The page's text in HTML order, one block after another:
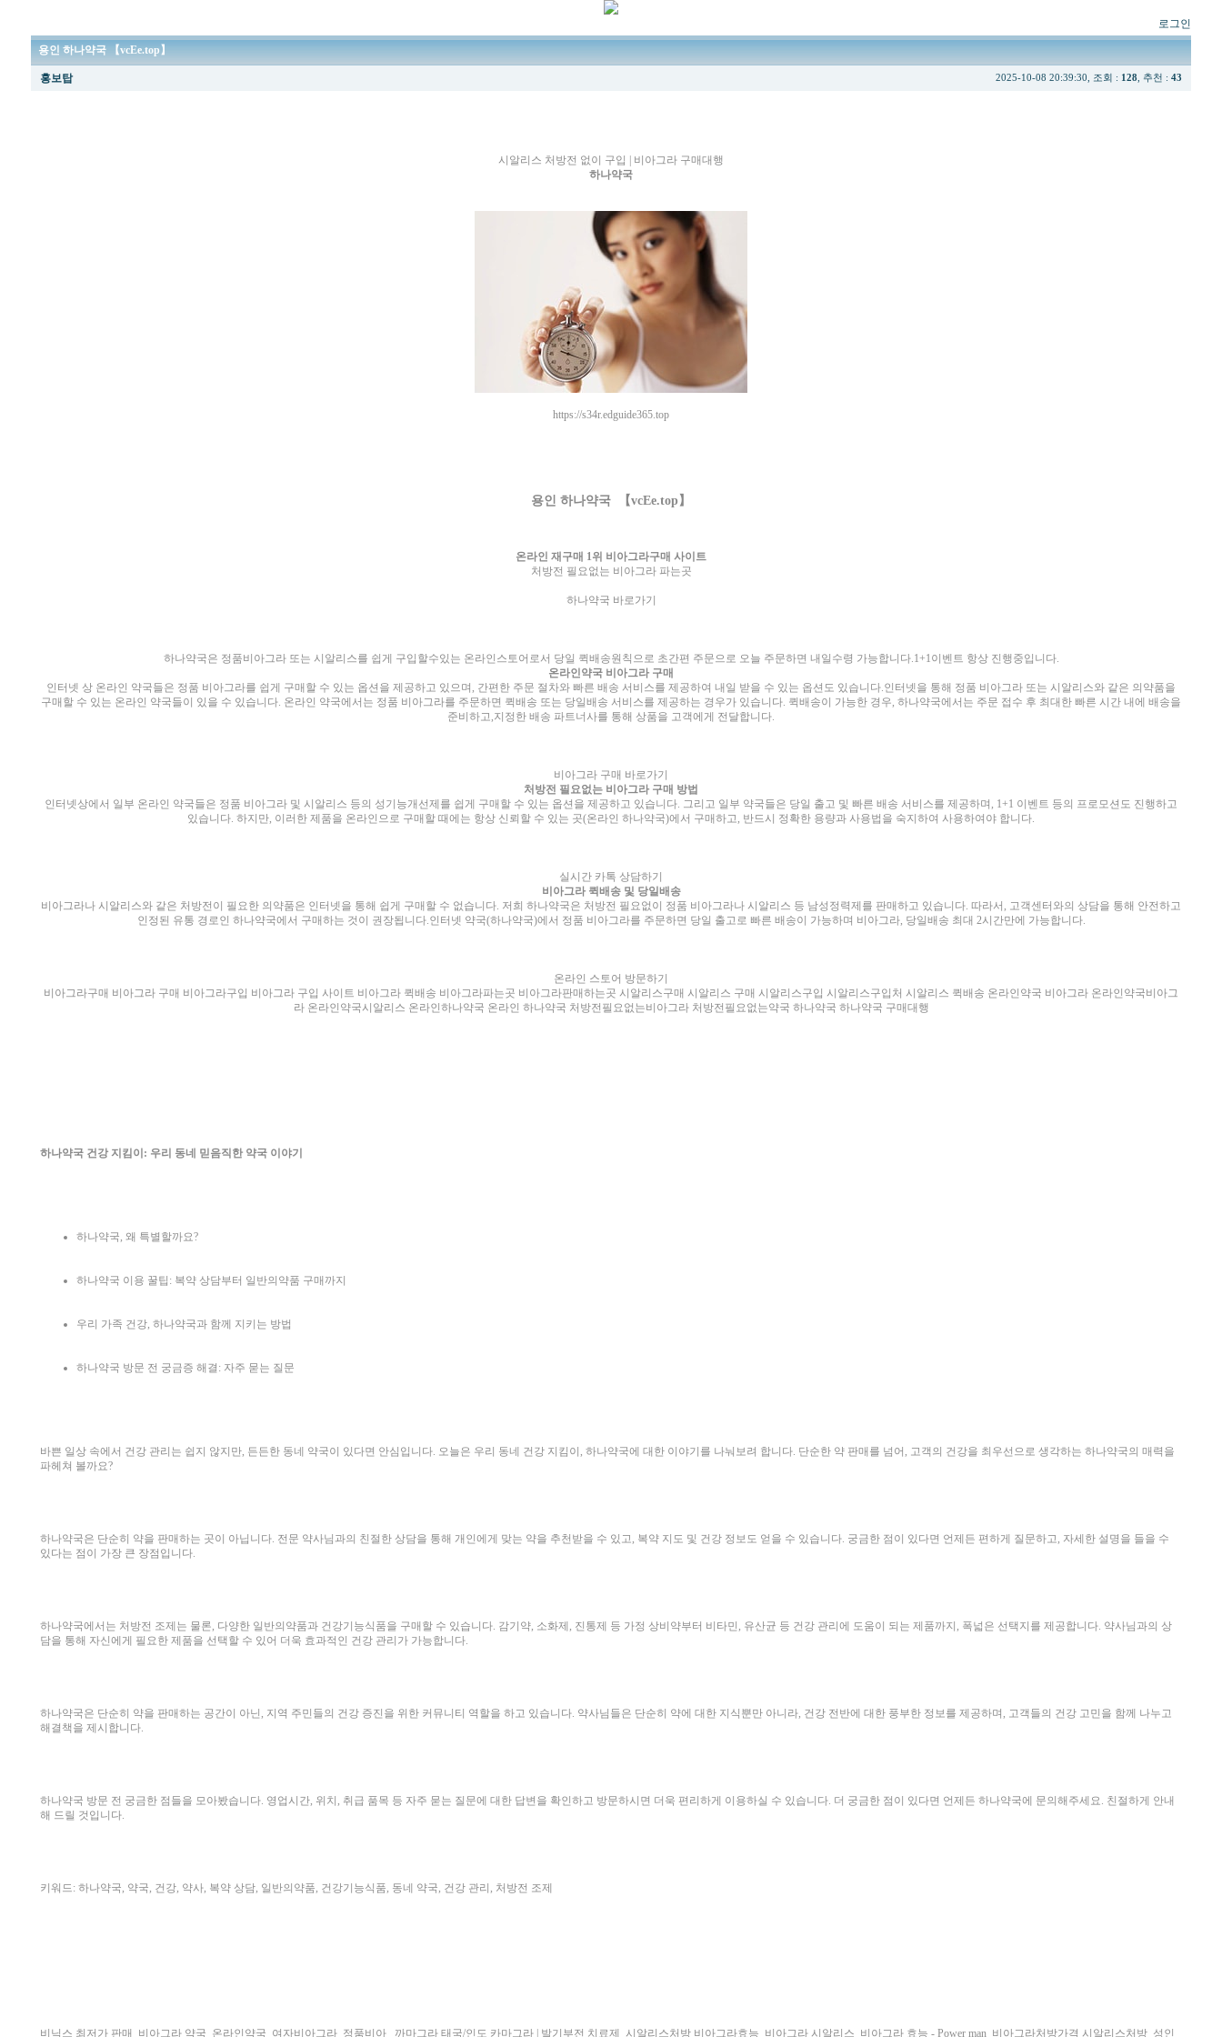
로그인
용인 하나약국 【vcEe.top】
홍보탑 2025-10-08 20:39:30, 조회 : 128 , 추천 : 43
시알리스 처방전 없이 구입 | 비아그라 구매대행
하나약국
https://s34r.edguide365.top
용인 하나약국 【vcEe.top】
온라인 재구매 1위 비아그라구매 사이트
처방전 필요없는 비아그라 파는곳
하나약국 바로가기
하나약국은 정품비아그라 또는 시알리스를 쉽게 구입할수있는 온라인스토어로서 당일 퀵배송원칙으로 초간편 주문으로 오늘 주문하면 내일수령 가능합니다.1+1이벤트 항상 진행중입니다.
온라인약국 비아그라 구매
인터넷 상 온라인 약국들은 정품 비아그라를 쉽게 구매할 수 있는 옵션을 제공하고 있으며, 간편한 주문 절차와 빠른 배송 서비스를 제공하여 내일 받을 수 있는 옵션도 있습니다.인터넷을 통해 정품 비아그라 또는 시알리스와 같은 의약품을
구매할 수 있는 온라인 약국들이 있을 수 있습니다. 온라인 약국에서는 정품 비아그라를 주문하면 퀵배송 또는 당일배송 서비스를 제공하는 경우가 있습니다. 퀵배송이 가능한 경우, 하나약국에서는 주문 접수 후 최대한 빠른 시간 내에 배송을
준비하고,지정한 배송 파트너사를 통해 상품을 고객에게 전달합니다.
비아그라 구매 바로가기
처방전 필요없는 비아그라 구매 방법
인터넷상에서 일부 온라인 약국들은 정품 비아그라 및 시알리스 등의 성기능개선제를 쉽게 구매할 수 있는 옵션을 제공하고 있습니다. 그리고 일부 약국들은 당일 출고 및 빠른 배송 서비스를 제공하며, 1+1 이벤트 등의 프로모션도 진행하고
있습니다. 하지만, 이러한 제품을 온라인으로 구매할 때에는 항상 신뢰할 수 있는 곳(온라인 하나약국)에서 구매하고, 반드시 정확한 용량과 사용법을 숙지하여 사용하여야 합니다.
실시간 카톡 상담하기
비아그라 퀵배송 및 당일배송
비아그라나 시알리스와 같은 처방전이 필요한 의약품은 인터넷을 통해 쉽게 구매할 수 없습니다. 저희 하나약국은 처방전 필요없이 정품 비아그라나 시알리스 등 남성정력제를 판매하고 있습니다. 따라서, 고객센터와의 상담을 통해 안전하고
인정된 유통 경로인 하나약국에서 구매하는 것이 권장됩니다.인터넷 약국(하나약국)에서 정품 비아그라를 주문하면 당일 출고로 빠른 배송이 가능하며 비아그라, 당일배송 최대 2시간만에 가능합니다.
온라인 스토어 방문하기
비아그라구매 비아그라 구매 비아그라구입 비아그라 구입 사이트 비아그라 퀵배송 비아그라파는곳 비아그라판매하는곳 시알리스구매 시알리스 구매 시알리스구입 시알리스구입처 시알리스 퀵배송 온라인약국 비아그라 온라인약국비아그
라 온라인약국시알리스 온라인하나약국 온라인 하나약국 처방전필요없는비아그라 처방전필요없는약국 하나약국 하나약국 구매대행
하나약국 건강 지킴이: 우리 동네 믿음직한 약국 이야기
하나약국, 왜 특별할까요?
하나약국 이용 꿀팁: 복약 상담부터 일반의약품 구매까지
우리 가족 건강, 하나약국과 함께 지키는 방법
하나약국 방문 전 궁금증 해결: 자주 묻는 질문
바쁜 일상 속에서 건강 관리는 쉽지 않지만, 든든한 동네 약국이 있다면 안심입니다. 오늘은 우리 동네 건강 지킴이, 하나약국에 대한 이야기를 나눠보려 합니다. 단순한 약 판매를 넘어, 고객의 건강을 최우선으로 생각하는 하나약국의 매력을
파헤쳐 볼까요?
하나약국은 단순히 약을 판매하는 곳이 아닙니다. 전문 약사님과의 친절한 상담을 통해 개인에게 맞는 약을 추천받을 수 있고, 복약 지도 및 건강 정보도 얻을 수 있습니다. 궁금한 점이 있다면 언제든 편하게 질문하고, 자세한 설명을 들을 수
있다는 점이 가장 큰 장점입니다.
하나약국에서는 처방전 조제는 물론, 다양한 일반의약품과 건강기능식품을 구매할 수 있습니다. 감기약, 소화제, 진통제 등 가정 상비약부터 비타민, 유산균 등 건강 관리에 도움이 되는 제품까지, 폭넓은 선택지를 제공합니다. 약사님과의 상
담을 통해 자신에게 필요한 제품을 선택할 수 있어 더욱 효과적인 건강 관리가 가능합니다.
하나약국은 단순히 약을 판매하는 공간이 아닌, 지역 주민들의 건강 증진을 위한 커뮤니티 역할을 하고 있습니다. 약사님들은 단순히 약에 대한 지식뿐만 아니라, 건강 전반에 대한 풍부한 정보를 제공하며, 고객들의 건강 고민을 함께 나누고
해결책을 제시합니다.
하나약국 방문 전 궁금한 점들을 모아봤습니다. 영업시간, 위치, 취급 품목 등 자주 묻는 질문에 대한 답변을 확인하고 방문하시면 더욱 편리하게 이용하실 수 있습니다. 더 궁금한 점이 있다면 언제든 하나약국에 문의해주세요. 친절하게 안내
해 드릴 것입니다.
키워드: 하나약국, 약국, 건강, 약사, 복약 상담, 일반의약품, 건강기능식품, 동네 약국, 건강 관리, 처방전 조제
비닉스 최저가 판매 비아그라 약국 온라인약국 여자비아그라 정품비아 까마그라 태국/인도 카마그라 | 발기부전 치료제 시알리스처방 비아그라효능 비아그라 시알리스 비아그라 효능 - Power man 비아그라처방가격 시알리스처방 성인